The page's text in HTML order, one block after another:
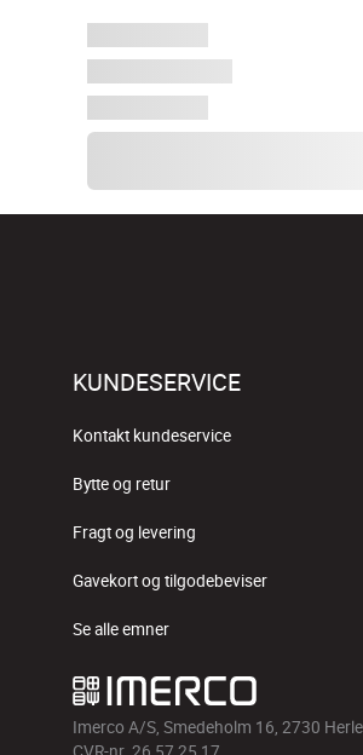
KUNDESERVICE
Kontakt kundeservice
Bytte og retur
Fragt og levering
Gavekort og tilgodebeviser
Se alle emner
Imerco A/S, Smedeholm 16, 2730